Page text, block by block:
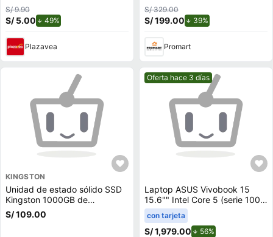
S/ 9.90
S/ 5.00 49%
Plazavea
S/ 329.00
S/ 199.00 39%
Promart
KINGSTON
Unidad de estado sólido SSD
Kingston 1000GB de
capacidad, M.2, NVMe, PCIe
3.0
S/ 109.00
Mejor precio.
Oferta hace 3 días
Laptop ASUS Vivobook 15
15.6"" Intel Core 5 (serie 100)
8GB 512GB SSD X1504VA-
BQ4451W
con tarjeta
S/ 1,979.00 56%